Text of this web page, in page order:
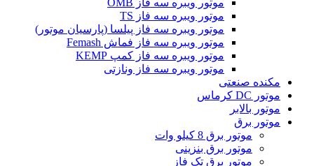
موتور ویبره سه فاز OMB
موتور ویبره سه فاز TS
موتور ویبره سه فاز پیلسا (پارسیان موتور)
موتور ویبره سه فاز فماش Femash
موتور ویبره سه فاز کمپ KEMP
موتور ویبره سه فاز ونازتی
مکنده صنعتی
موتور DC کرماس
موتور بالابر
موتور برق
موتور برق 8 کیلو وات
موتور برق بنزینی
موتور برق تک فاز